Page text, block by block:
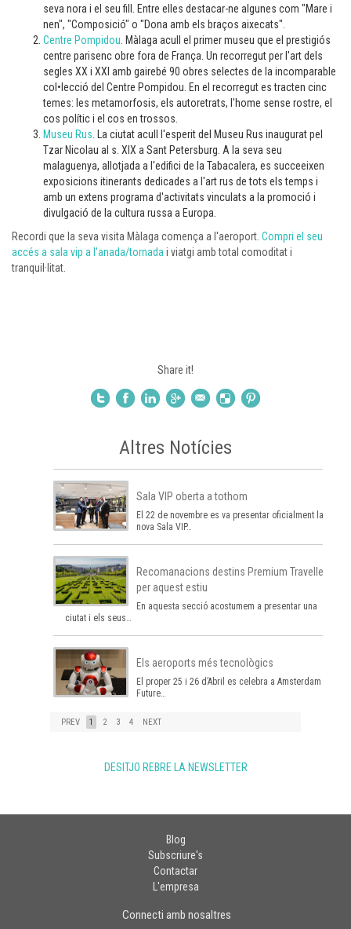
seva nora i el seu fill. Entre elles destacar-ne algunes com "Mare i
nen", "Composició" o "Dona amb els braços aixecats".
Centre Pompidou . Màlaga acull el primer museu que el prestigiós
centre parisenc obre fora de França. Un recorregut per l'art dels
segles XX i XXI amb gairebé 90 obres selectes de la incomparable
col•lecció del Centre Pompidou. En el recorregut es tracten cinc
temes: les metamorfosis, els autoretrats, l'home sense rostre, el
cos polític i el cos en trossos.
Museu Rus . La ciutat acull l'esperit del Museu Rus inaugurat pel
Tzar Nicolau al s. XIX a Sant Petersburg. A la seva seu
malaguenya, allotjada a l'edifici de la Tabacalera, es succeeixen
exposicions itinerants dedicades a l'art rus de tots els temps i
amb un extens programa d'activitats vinculats a la promoció i
divulgació de la cultura russa a Europa.
Recordi que la seva visita Màlaga comença a l'aeroport. Compri el seu
accés a sala vip a l'anada/tornada i viatgi amb total comoditat i
tranquil·litat.
Share it!
Altres Notícies
Sala VIP oberta a tothom
El 22 de novembre es va presentar oficialment la
nova Sala VIP…
Recomanacions destins Premium Traveller
per aquest estiu
En aquesta secció acostumem a presentar una
ciutat i els seus…
Els aeroports més tecnològics
El proper 25 i 26 d’Abril es celebra a Amsterdam el
Future…
PREV 1 2 3 4 NEXT
DESITJO REBRE LA NEWSLETTER
Blog
Subscriure's
Contactar
L'empresa
Connecti amb nosaltres